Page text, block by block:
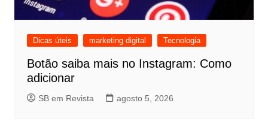
Dicas úteis marketing digital Tecnologia
Botão saiba mais no Instagram: Como
adicionar
SB em Revista agosto 5, 2026